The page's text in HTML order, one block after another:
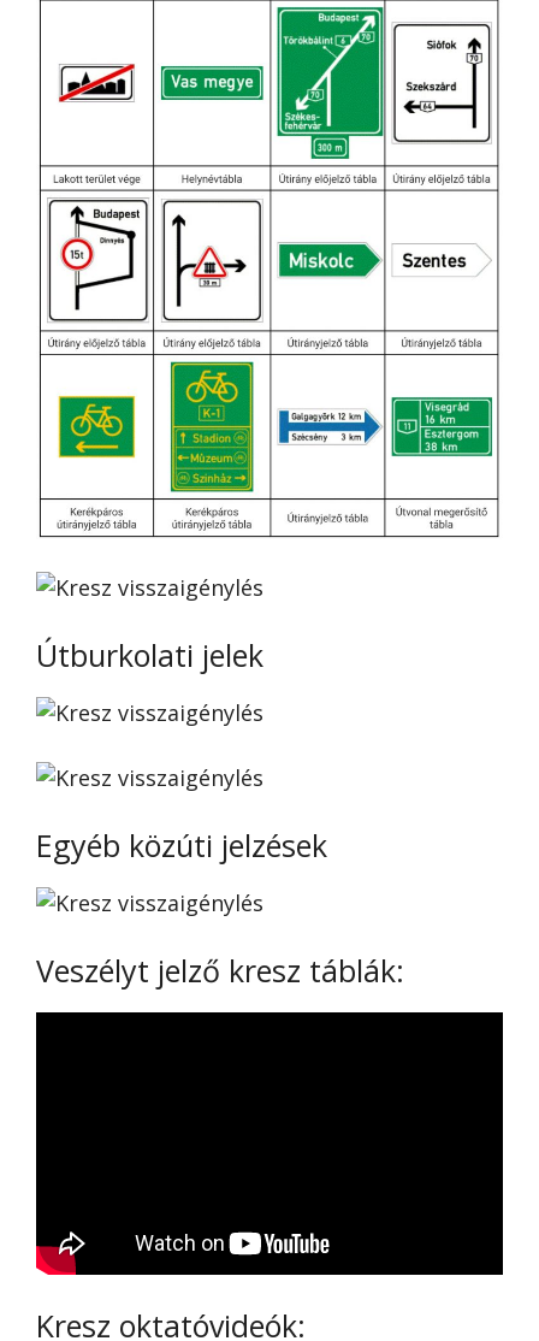
Útburkolati jelek
Egyéb közúti jelzések
Veszélyt jelző kresz táblák:
Kresz oktatóvideók: